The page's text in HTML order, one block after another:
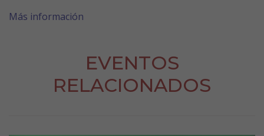
Más información
EVENTOS
RELACIONADOS